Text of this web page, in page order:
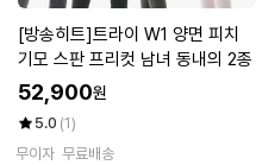
[방송히트]트라이 W1 양면 피치
기모 스판 프리컷 남녀 동내의 2종
52,900원
5.0 (1)
무이자 무료배송